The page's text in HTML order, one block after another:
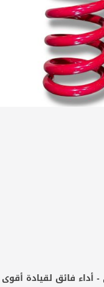
أداء فائق لقيادة أقوى